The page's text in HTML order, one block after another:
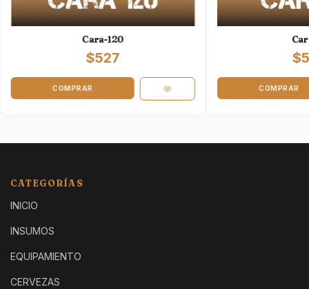
Cara-120
$527
COMPRAR COMPRAR
CATEGORÍAS
INICIO
INSUMOS
EQUIPAMIENTO
CERVEZAS